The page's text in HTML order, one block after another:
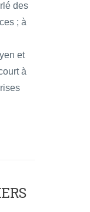
des
; à
et
à